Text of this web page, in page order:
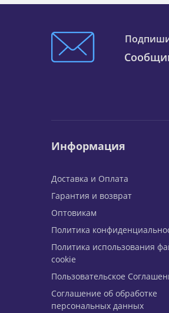
Информация
Доставка и Оплата
Гарантия и возврат
Оптовикам
Политика
Политика использования
cookie
Пользовательское
Соглашение об обработке
персональных данных